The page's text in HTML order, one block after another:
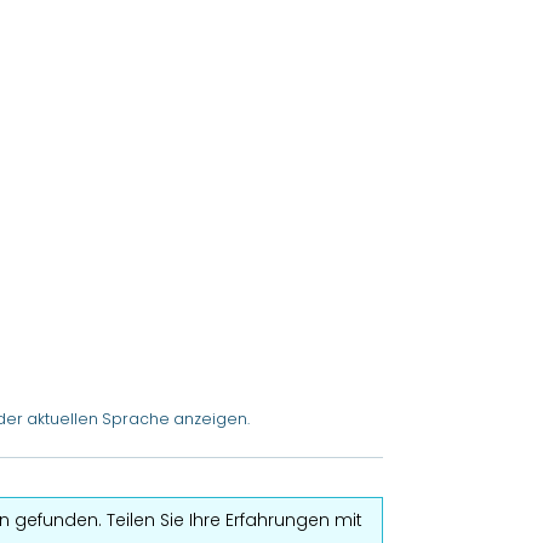
aktuellen Sprache anzeigen.
gefunden. Teilen Sie Ihre Erfahrungen mit